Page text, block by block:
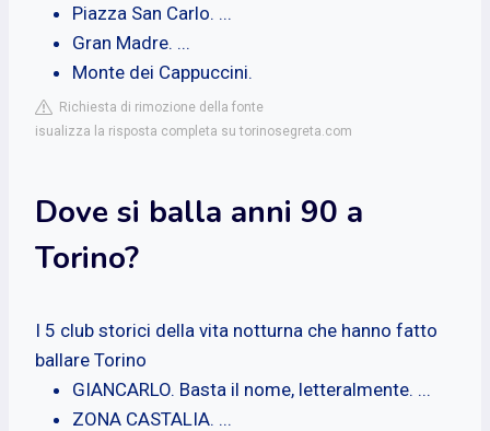
Piazza San Carlo. ...
Gran Madre. ...
Monte dei Cappuccini.
Richiesta di rimozione della fonte
isualizza la risposta completa su torinosegreta.com
Dove si balla anni 90 a
Torino?
I 5 club storici della vita notturna che hanno fatto
ballare Torino
GIANCARLO. Basta il nome, letteralmente. ...
ZONA CASTALIA. ...